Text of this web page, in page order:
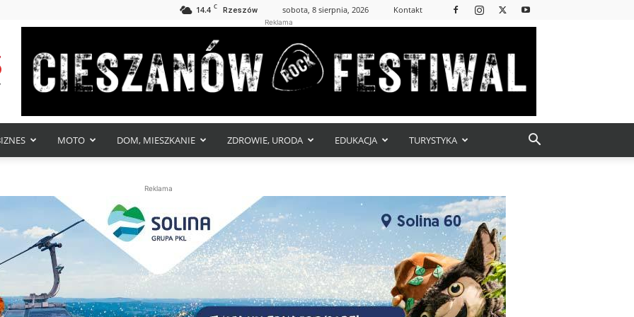
14.4 C Rzeszów sobota, 8 sierpnia, 2026 Kontakt
Reklama
MOTO DOM, MIESZKANIE ZDROWIE, URODA EDUKACJA TURYSTYKA
Reklama